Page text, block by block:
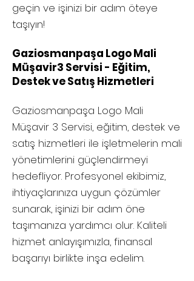
geçin ve işinizi bir adım öteye
taşıyın!
Gaziosmanpaşa Logo Mali
Müşavir3 Servisi - Eğitim,
Destek ve Satış Hizmetleri
Gaziosmanpaşa Logo Mali
Müşavir 3 Servisi, eğitim, destek ve
satış hizmetleri ile işletmelerin mali
yönetimlerini güçlendirmeyi
hedefliyor. Profesyonel ekibimiz,
ihtiyaçlarınıza uygun çözümler
sunarak, işinizi bir adım öne
taşımanıza yardımcı olur. Kaliteli
hizmet anlayışımızla, finansal
başarıyı birlikte inşa edelim.